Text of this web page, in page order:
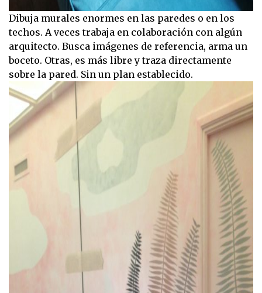
Dibuja murales enormes en las paredes o en los
techos. A veces trabaja en colaboración con algún
arquitecto. Busca imágenes de referencia, arma un
boceto. Otras, es más libre y traza directamente
sobre la pared. Sin un plan establecido.